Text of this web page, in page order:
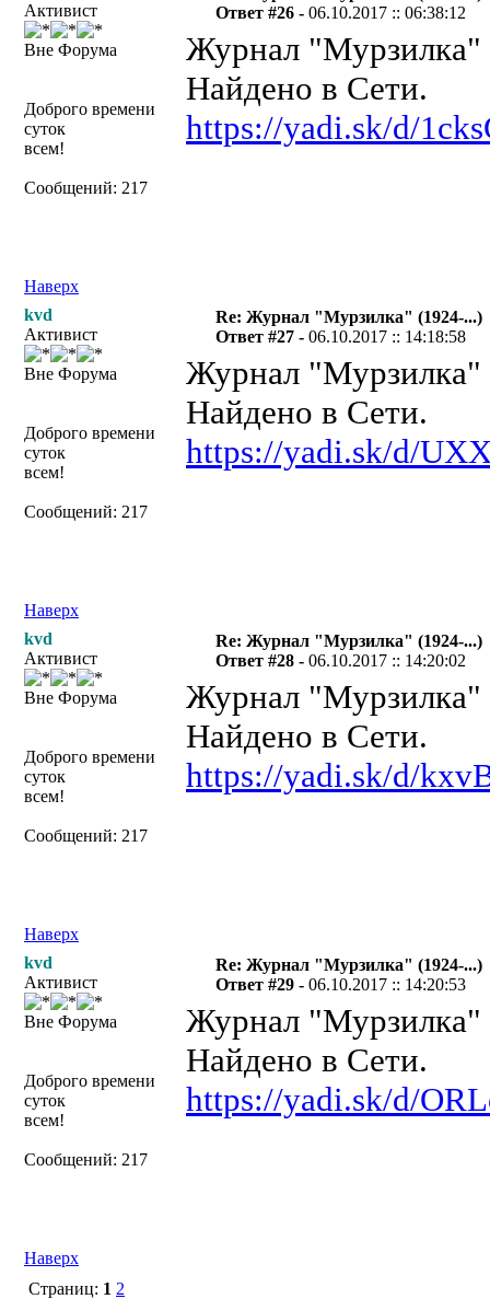
Активист
Вне Форума
Доброго времени
суток
всем!
Сообщений: 217
Ответ #26 -06.10.2017 :: 06:38:12
Журнал "Мурзилка"
Найдено в Сети.
https://yadi.sk/d/
Наверх
kvd
Активист
Вне Форума
Доброго времени
суток
всем!
Сообщений: 217
Re: Журнал "Мурзилка" (1924-...)
Ответ #27 -06.10.2017 :: 14:18:58
Журнал "Мурзилка"
Найдено в Сети.
https://yadi.sk/d/
Наверх
kvd
Активист
Вне Форума
Доброго времени
суток
всем!
Сообщений: 217
Re: Журнал "Мурзилка" (1924-...)
Ответ #28 -06.10.2017 :: 14:20:02
Журнал "Мурзилка"
Найдено в Сети.
https://yadi.sk/d/
Наверх
kvd
Активист
Вне Форума
Доброго времени
суток
всем!
Сообщений: 217
Re: Журнал "Мурзилка" (1924-...)
Ответ #29 -06.10.2017 :: 14:20:53
Журнал "Мурзилка"
Найдено в Сети.
https://yadi.sk/d/
Наверх
Страниц: 1 2